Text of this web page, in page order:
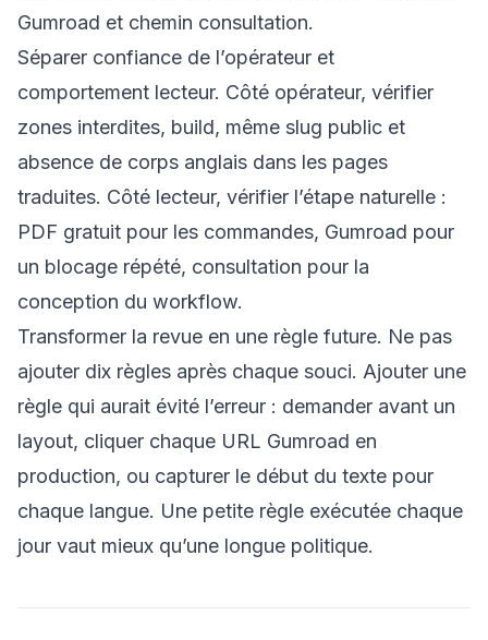
Gumroad et chemin consultation.
Séparer confiance de l’opérateur et
comportement lecteur. Côté opérateur, vérifier
zones interdites, build, même slug public et
absence de corps anglais dans les pages
traduites. Côté lecteur, vérifier l’étape naturelle :
PDF gratuit pour les commandes, Gumroad pour
un blocage répété, consultation pour la
conception du workflow.
Transformer la revue en une règle future. Ne pas
ajouter dix règles après chaque souci. Ajouter une
règle qui aurait évité l’erreur : demander avant un
layout, cliquer chaque URL Gumroad en
production, ou capturer le début du texte pour
chaque langue. Une petite règle exécutée chaque
jour vaut mieux qu’une longue politique.